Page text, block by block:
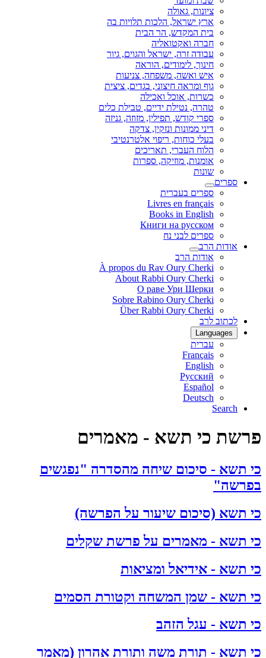
ציונות, גאולה
ארץ ישראל, הלכות תלויות בה
בית המקדש, הר הבית
חברה ואקטואליה
עבודה זרה, ישראל והגוים, גיור
חינוך, לימודים, הוראה
איש ואשה, משפחה, צניעות
גוף ומראה חיצוני, בגדים, ציצית
כשרות, אוכל ואכילה
טהרה, נטילת ידיים, טבילת כלים
ספרי קודש, תפילין, מזוזה, גניזה
דיני ממונות ונזקין, צדקה
בעלי כוחות, ריפוי אלטרנטיבי
הלוח העברי, תאריכים
אומנות, מוזיקה, ספרות
שונות
ספרים
ספרים בעברית
Livres en français
Books in English
Книги на русском
ספרים לבני נח
אודות הרב
אודות הרב
À propos du Rav Oury Cherki
About Rabbi Oury Cherki
О раве Ури Шерки
Sobre Rabino Oury Cherki
Über Rabbi Oury Cherki
לכתוב לרב
Languages
עברית
Français
English
Русский
Español
Deutsch
Search
פרשת כי תשא - מאמרים
כי תשא - סיכום שיחה מהסדרה "נפגשים
בפרשה"
כי תשא (סיכום שיעור על הפרשה)
כי תשא - מאמרים על פרשת שקלים
כי תשא - אידיאל ומציאות
כי תשא - שמן המשחה וקטורת הסמים
כי תשא - עגל הזהב
כי תשא - תורת משה ותורת אהרון (מאמר